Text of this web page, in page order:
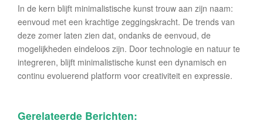
In de kern blijft minimalistische kunst trouw aan zijn naam:
eenvoud met een krachtige zeggingskracht. De trends van
deze zomer laten zien dat, ondanks de eenvoud, de
mogelijkheden eindeloos zijn. Door technologie en natuur te
integreren, blijft minimalistische kunst een dynamisch en
continu evoluerend platform voor creativiteit en expressie.
Gerelateerde Berichten: